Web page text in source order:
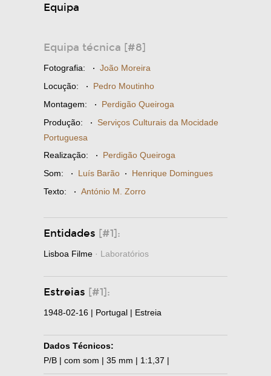
Equipa
Equipa técnica [#8]
Fotografia: · João Moreira
Locução: · Pedro Moutinho
Montagem: · Perdigão Queiroga
Produção: · Serviços Culturais da Mocidade
Portuguesa
Realização: · Perdigão Queiroga
Som: · Luís Barão · Henrique Domingues
Texto: · António M. Zorro
Entidades [#1]:
Lisboa Filme · Laboratórios
Estreias [#1]:
1948-02-16 | Portugal | Estreia
Dados Técnicos:
P/B | com som | 35 mm | 1:1,37 |